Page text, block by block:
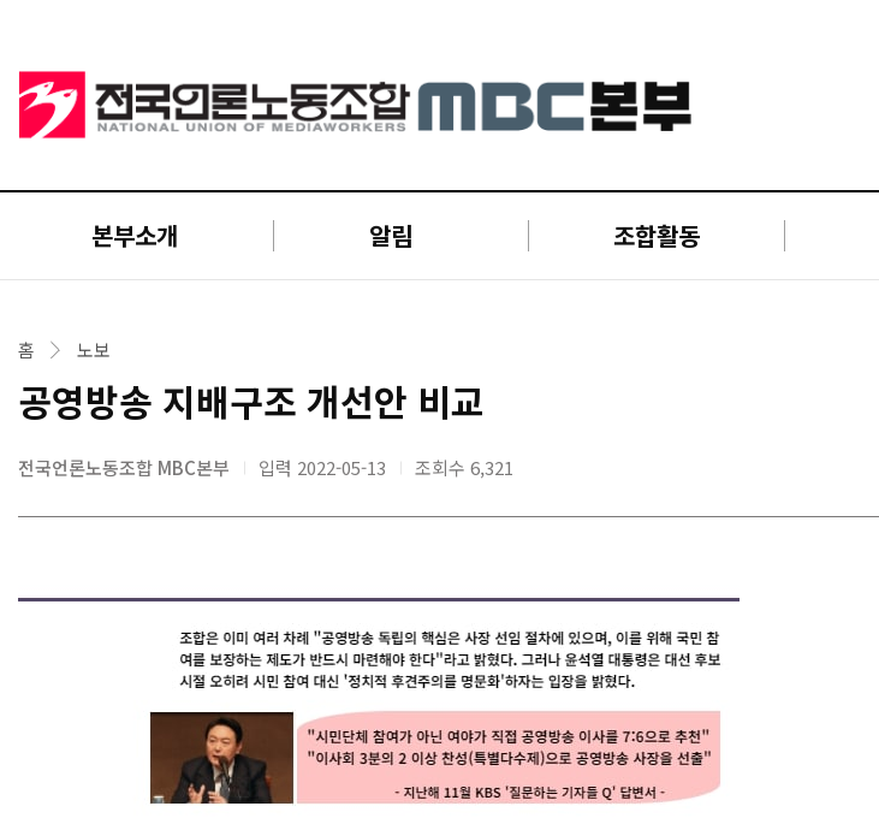
본부소개 알림 조합활동
홈 노보
공영방송 지배구조 개선안 비교
전국언론노동조합 MBC본부 입력 2022-05-13 조회수 6,321